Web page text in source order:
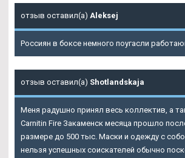
отзыв оставил(а) Aleksej
Россиян в боксе немного поугасли
отзыв оставил(а) Shotlandskaja
Меня радушно принял весь коллектив, а
Carnitin Fire Закаменск месяца прошло
размере до 500 тыс. Маски и одежду с
нельзя успешных соискателей обычно